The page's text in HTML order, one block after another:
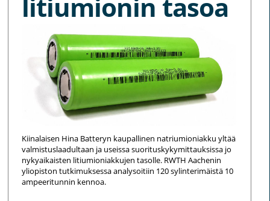
Kiinalaisen Hina Batteryn kaupallinen natriumioniakku yltää
valmistuslaadultaan ja useissa suorituskykymittauksissa jo
nykyaikaisten litiumioniakkujen tasolle. RWTH Aachenin
yliopiston tutkimuksessa analysoitiin 120 sylinterimäistä 10
ampeeritunnin kennoa.